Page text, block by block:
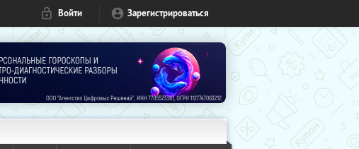
Войти Зарегистрироваться